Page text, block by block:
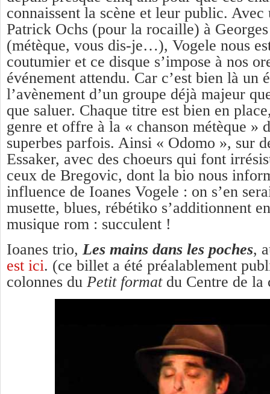
connaissent la scène et leur public.
Patrick Ochs (pour la rocaille) à
(métèque, vous dis-je…), Vogele nous
coutumier et ce disque s’impose à nos
événement attendu. Car c’est bien là un
l’avènement d’un groupe déjà majeur
que saluer. Chaque titre est bien en
genre et offre à la « chanson métèque »
superbes parfois. Ainsi « Odomo », sur
Essaker, avec des choeurs qui font
ceux de Bregovic, dont la bio nous
influence de Ioanes Vogele : on s’en
musette, blues, rébétiko s’additionnent
musique rom : succulent !
Ioanes trio, Les mains dans les poches,
est ici. (ce billet a été préalablement
colonnes du Petit formatdu Centre de la